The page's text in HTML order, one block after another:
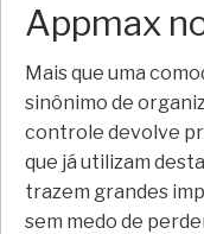
Appmax
Mais que uma
sinônimo de
controle devolve
que já utilizam
trazem grandes
sem medo de